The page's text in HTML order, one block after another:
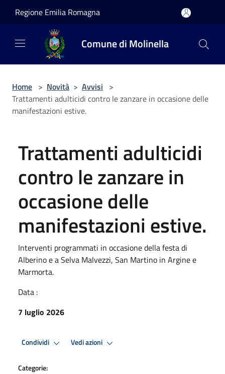
Regione Emilia Romagna
Comune di Molinella
Home > Novità > Avvisi >
Trattamenti adulticidi contro le zanzare in occasione delle
manifestazioni estive.
Trattamenti adulticidi
contro le zanzare in
occasione delle
manifestazioni estive.
Interventi programmati in occasione della festa di
Alberino e a Selva Malvezzi, San Martino in Argine e
Marmorta.
Data :
7 luglio 2026
Condividi Vedi azioni
Categorie: